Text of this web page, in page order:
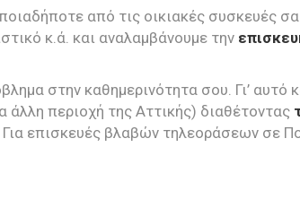
από τις οικιακές συσκευές
κ.ά. και αναλαμβάνουμε την
στην καθημερινότητα σου. Γι’ αυτό
άλλη περιοχή της Αττικής) διαθέτοντας
Για επισκευές βλαβών τηλεοράσεων σε